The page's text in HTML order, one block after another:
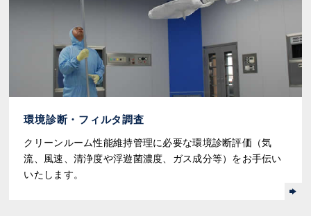
環境診断・フィルタ調査
クリーンルーム性能維持管理に必要な環境診断評価（気
流、風速、清浄度や浮遊菌濃度、ガス成分等）をお手伝い
いたします。